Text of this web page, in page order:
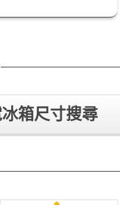
箱尺寸搜尋